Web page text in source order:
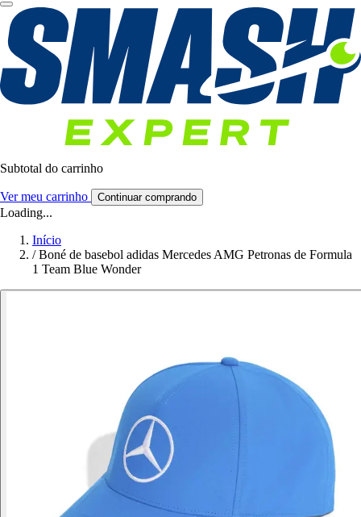
Subtotal do carrinho
Ver meu carrinho Continuar comprando
Loading...
Início
/ Boné de basebol adidas Mercedes AMG Petronas de Formula
1 Team Blue Wonder